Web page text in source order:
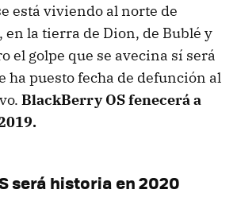
está viviendo al norte de
en la tierra de Dion, de Bublé y
el golpe que se avecina sí será
ha puesto fecha de defunción al
BlackBerry OS fenecerá a
será historia en 2020